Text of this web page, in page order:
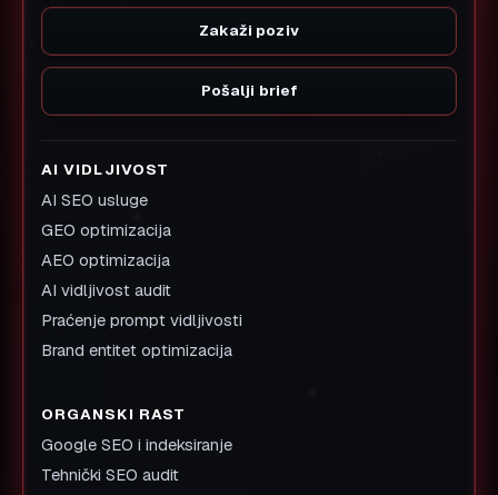
Zakaži poziv
Pošalji brief
AI VIDLJIVOST
AI SEO usluge
GEO optimizacija
AEO optimizacija
AI vidljivost audit
Praćenje prompt vidljivosti
Brand entitet optimizacija
ORGANSKI RAST
Google SEO i indeksiranje
Tehnički SEO audit